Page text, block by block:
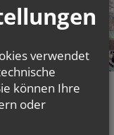
verwendet
können Ihre
oder